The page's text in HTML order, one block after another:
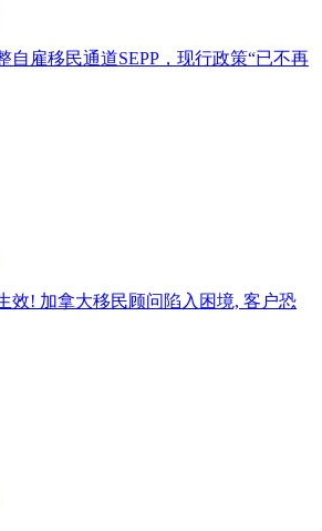
自雇移民通道SEPP，现行政策“已不再
效! 加拿大移民顾问陷入困境, 客户恐